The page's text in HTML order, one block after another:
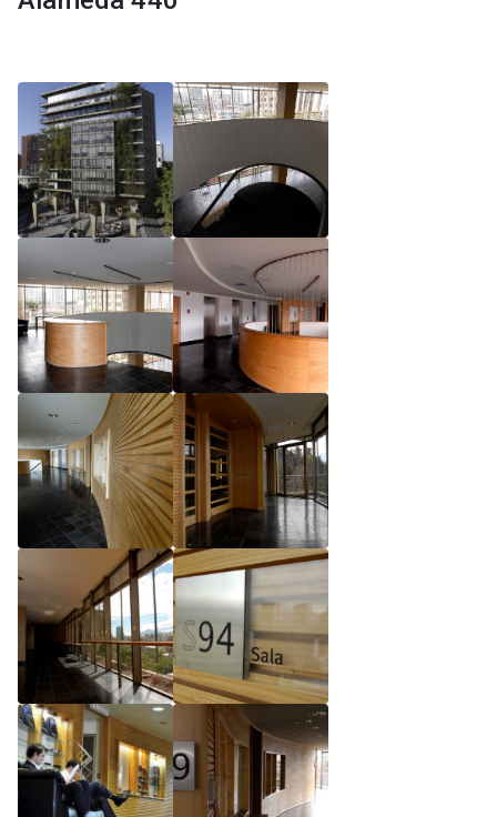
Reglamento de Magíster, Pontificia Universidad
Universidad Católica de Chile
Reglamento de Magíster, Pontificia Universidad
Católica de Chile LLM UC 2025
Reglamento de Seminarios de Graduación
Programa de Magíster en Derecho, LLM 2025